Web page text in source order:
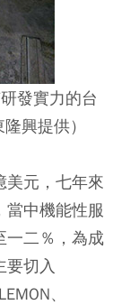
發實力的台
興提供）
元，七年來
中機能性服
二％，為成
要切入
、